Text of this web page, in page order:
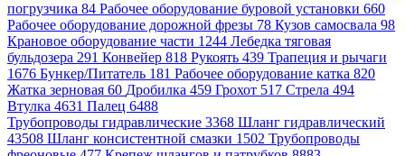
погрузчика 84 Рабочее оборудование буровой установки 660
Рабочее оборудование дорожной фрезы 78 Кузов самосвала 98
Крановое оборудование части 1244 Лебедка тяговая
бульдозера 291 Конвейер 818 Рукоять 439 Трапеция и рычаги
1676 Бункер/Питатель 181 Рабочее оборудование катка 820
Жатка зерновая 60 Дробилка 459 Грохот 517 Стрела 494
Втулка 4631 Палец 6488
Трубопроводы гидравлические 3368 Шланг гидравлический
43508 Шланг консистентной смазки 1502 Трубопроводы